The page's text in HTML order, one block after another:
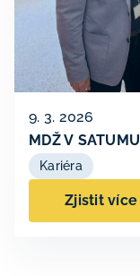
9. 3. 2026
MDŽ V SATUMU
Kariéra
Zjistit více